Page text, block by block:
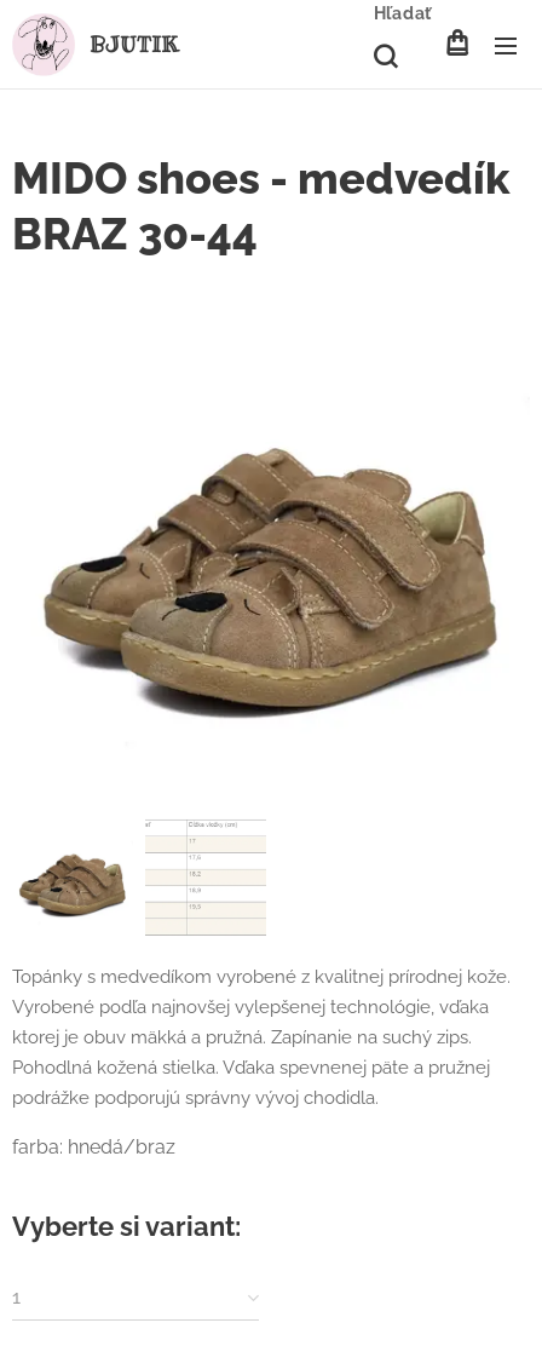
BJUTIK
Hľadať
MIDO shoes - medvedík
BRAZ 30-44
Topánky s medvedíkom vyrobené z kvalitnej prírodnej kože.
Vyrobené podľa najnovšej vylepšenej technológie, vďaka
ktorej je obuv mäkká a pružná. Zapínanie na suchý zips.
Pohodlná kožená stielka. Vďaka spevnenej päte a pružnej
podrážke podporujú správny vývoj chodidla.
farba: hnedá/braz
Vyberte si variant:
1